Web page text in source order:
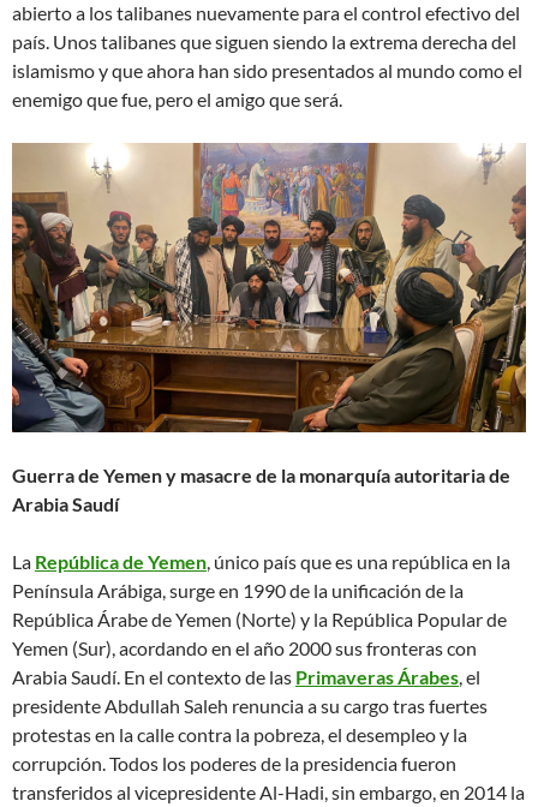
abierto a los talibanes nuevamente para el control efectivo del
país. Unos talibanes que siguen siendo la extrema derecha del
islamismo y que ahora han sido presentados al mundo como el
enemigo que fue, pero el amigo que será.
Guerra de Yemen y masacre de la monarquía autoritaria de
Arabia Saudí
La República de Yemen, único país que es una república en la
Península Arábiga, surge en 1990 de la unificación de la
República Árabe de Yemen (Norte) y la República Popular de
Yemen (Sur), acordando en el año 2000 sus fronteras con
Arabia Saudí. En el contexto de las Primaveras Árabes, el
presidente Abdullah Saleh renuncia a su cargo tras fuertes
protestas en la calle contra la pobreza, el desempleo y la
corrupción. Todos los poderes de la presidencia fueron
transferidos al vicepresidente Al-Hadi, sin embargo, en 2014 la